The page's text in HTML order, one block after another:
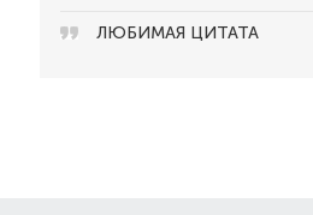
ЛЮБИМАЯ ЦИТАТА